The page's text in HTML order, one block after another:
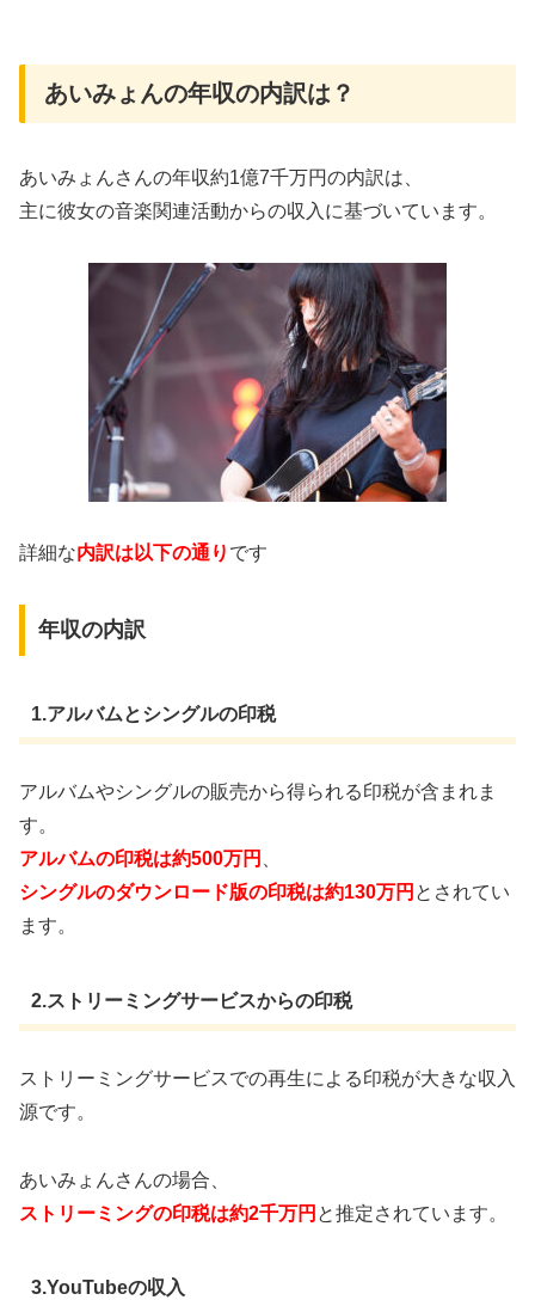
あいみょんの年収の内訳は？
あいみょんさんの年収約1億7千万円の内訳は、
主に彼女の音楽関連活動からの収入に基づいています。
詳細な内訳は以下の通り です
年収の内訳
1.アルバムとシングルの印税
アルバムやシングルの販売から得られる印税が含まれま
す。
アルバムの印税は約500万円 、
シングルのダウンロード版の印税は約130万円 とされてい
ます。
2.ストリーミングサービスからの印税
ストリーミングサービスでの再生による印税が大きな収入
源です。
あいみょんさんの場合、
ストリーミングの印税は約2千万円 と推定されています。
3.YouTubeの収入